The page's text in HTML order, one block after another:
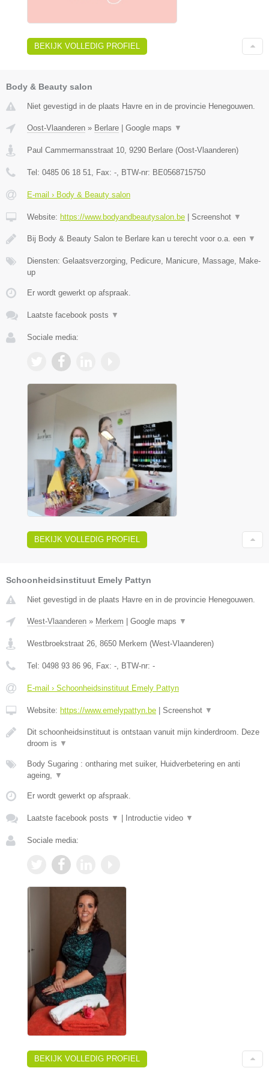
BEKIJK VOLLEDIG PROFIEL
Body & Beauty salon
Niet gevestigd in de plaats Havre en in de provincie Henegouwen.
Oost-Vlaanderen » Berlare Google maps ▼
Paul Cammermansstraat 10, 9290 Berlare (Oost-Vlaanderen)
Tel: 0485 06 18 51, Fax: -, BTW-nr: BE0568715750
E-mail › Body & Beauty salon
Website: https://www.bodyandbeautysalon.be Screenshot ▼
Bij Body & Beauty Salon te Berlare kan u terecht voor o.a. een ▼
Diensten: Gelaatsverzorging, Pedicure, Manicure, Massage, Make-
up
Er wordt gewerkt op afspraak.
Laatste facebook posts ▼
Sociale media:
BEKIJK VOLLEDIG PROFIEL
Schoonheidsinstituut Emely Pattyn
Niet gevestigd in de plaats Havre en in de provincie Henegouwen.
West-Vlaanderen » Merkem | Google maps ▼
Westbroekstraat 26 8650 Merkem (West-Vlaanderen)
Tel: 0498 93 86 96 , Fax: - , BTW-nr: -
E-mail › Schoonheidsinstituut Emely Pattyn
Website: https://www.emelypattyn.be | Screenshot ▼
Dit schoonheidsinstituut is ontstaan vanuit mijn kinderdroom. Deze
droom is ▼
Body Sugaring : ontharing met suiker, Huidverbetering en anti
ageing,
▼
Er wordt gewerkt op afspraak.
Laatste facebook posts ▼ | Introductie video ▼
Sociale media:
BEKIJK VOLLEDIG PROFIEL